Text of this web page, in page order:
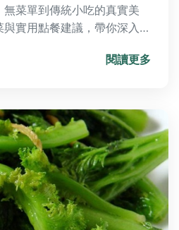
菜單到傳統小吃的真實美
實用點餐建議，帶你深入品
閱讀更多